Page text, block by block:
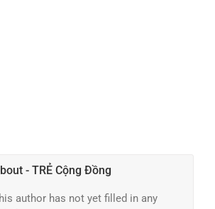
- TRẺ Cộng Đồng
author has not yet filled in any